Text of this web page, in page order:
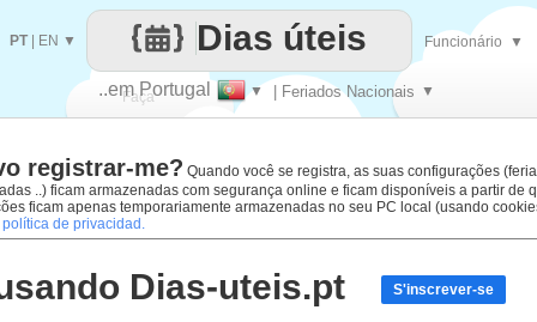
Faça
cada
..em Portugal ▼ | Feriados Nacionais ▼
Dias úteis
PT| EN ▼ Funcionário ▼
registrar-me? Quando você se registra, as suas configurações
..) ficam armazenadas com segurança online e ficam disponíveis a partir de
ficam apenas temporariamente armazenadas no seu PC local (usando
política de privacidad.
Dias-uteis.pt S'inscrever-se